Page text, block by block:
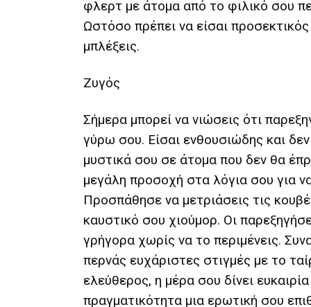
φλερτ με άτομα από το φιλικό σου
Ωστόσο πρέπει να είσαι
μπλέξεις.
Ζυγός
Σήμερα μπορεί να νιώσεις ότι
γύρω σου. Είσαι ενθουσιώδης και
μυστικά σου σε άτομα που δεν θα
μεγάλη προσοχή στα λόγια σου για
Προσπάθησε να μετριάσεις τις
καυστικό σου χιούμορ. Οι
γρήγορα χωρίς να το περιμένεις.
περνάς ευχάριστες στιγμές με το
ελεύθερος, η μέρα σου δίνει ευκαιρία
πραγματικότητα μια ερωτική σου